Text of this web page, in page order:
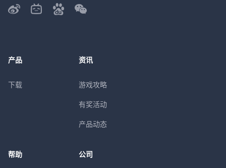
产品
下载
资讯
游戏攻略
有奖活动
产品动态
帮助 公司